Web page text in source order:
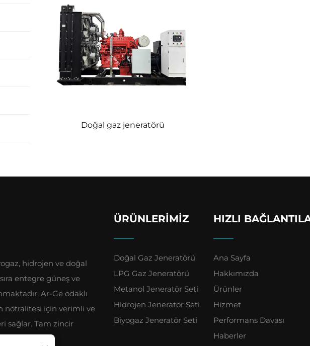
Doğal gaz jeneratörü
hidrojen ve doğal
entegre güneş ve
Ar-Ge odaklı
nötralitesi için verimli ve
sağlar. Tam zincir
ÜRÜNLERIMIZ
Doğal Gaz Jeneratörü
LPG Gaz Jeneratörü
Metanol Jeneratör Seti
Hidrojen Jeneratör Seti
Biyogaz Jeneratör Seti
HIZLI
Ana Sayfa
Hakkımızda
Ürünler
Hizmet
Performans Davası
Haberler